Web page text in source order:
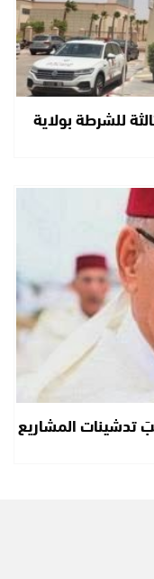
للشرطة بولاية
تدشينات المشاريع